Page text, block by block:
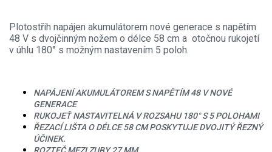
VARI malotraktory
VARI multifunkční nosiče
Sněhové frézy
Vertikutátory
Kultivátory
Plotostřih napájen akumulátorem nové generace s napětím
48 V s dvojčinným nožem o délce 58 cm a otočnou rukojetí
v úhlu 180° s možným nastavením 5 poloh.
NAPÁJENÍ AKUMULÁTOREM S NAPĚTÍM 48 V NOVÉ
GENERACE
RUKOJEŤ NASTAVITELNÁ V ROZSAHU 180° S 5 POLOHAMI
ŘEZACÍ LIŠTA O DÉLCE 58 CM POSKYTUJE DVOJITÝ ŘEZNÝ
ÚČINEK.
ROZTEČ MEZI ZUBY 27 MM